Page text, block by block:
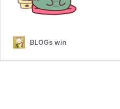
BLOGs win